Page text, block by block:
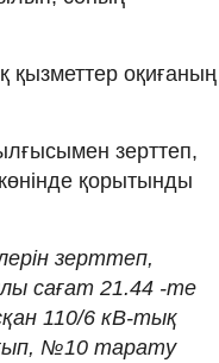
қызметтер оқиғаның
зерттеп,
қорытынды
зерттеп,
сағат 21.44 -те
110/6 кВ-тық
№10 тарату